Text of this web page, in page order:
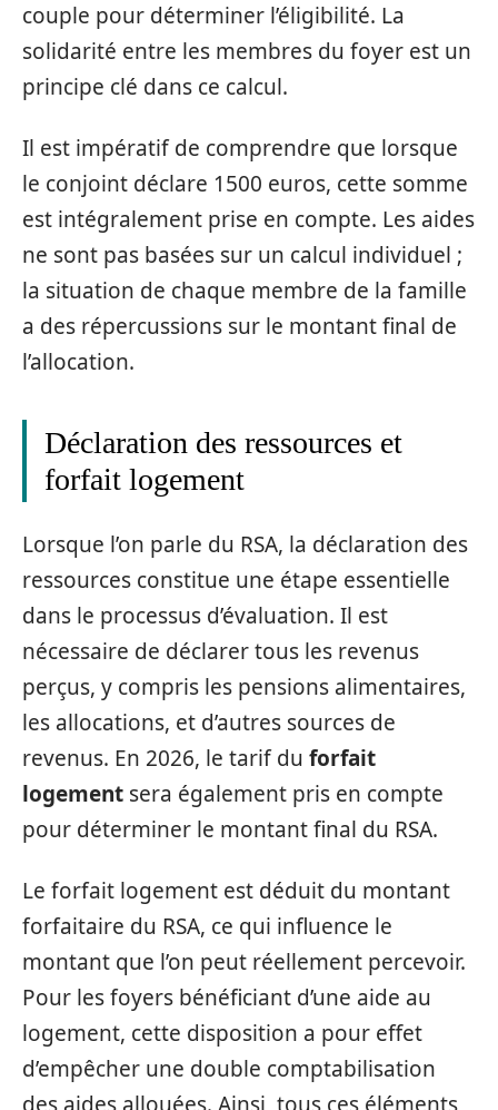
couple pour déterminer l’éligibilité. La
solidarité entre les membres du foyer est un
principe clé dans ce calcul.
Il est impératif de comprendre que lorsque
le conjoint déclare 1500 euros, cette somme
est intégralement prise en compte. Les aides
ne sont pas basées sur un calcul individuel ;
la situation de chaque membre de la famille
a des répercussions sur le montant final de
l’allocation.
Déclaration des ressources et
forfait logement
Lorsque l’on parle du RSA, la déclaration des
ressources constitue une étape essentielle
dans le processus d’évaluation. Il est
nécessaire de déclarer tous les revenus
perçus, y compris les pensions alimentaires,
les allocations, et d’autres sources de
revenus. En 2026, le tarif du forfait
logement sera également pris en compte
pour déterminer le montant final du RSA.
Le forfait logement est déduit du montant
forfaitaire du RSA, ce qui influence le
montant que l’on peut réellement percevoir.
Pour les foyers bénéficiant d’une aide au
logement, cette disposition a pour effet
d’empêcher une double comptabilisation
des aides allouées. Ainsi, tous ces éléments